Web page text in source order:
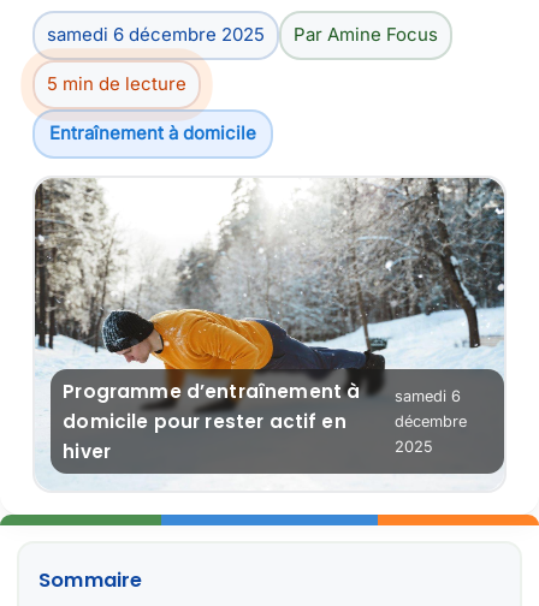
samedi 6 décembre 2025 Par Amine Focus
5 min de lecture
Entraînement à domicile
Programme d’entraînement à
domicile pour rester actif en
hiver
samedi 6
décembre
2025
Sommaire